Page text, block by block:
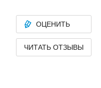
ОЦЕНИТЬ
ЧИТАТЬ ОТЗЫВЫ